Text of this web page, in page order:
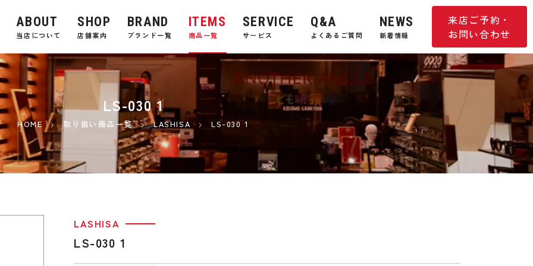
来店ご予約・
お問い合わせ
ABOUT
当店について
SHOP
店舗案内
BRAND
ブランド一覧
ITEMS
商品一覧
SERVICE
サービス
Q&A
よくあるご質問
NEWS
新着情報
LS-030 1
HOME 取り扱い商品一覧 LASHISA LS-030 1
LASHISA
LS-030 1